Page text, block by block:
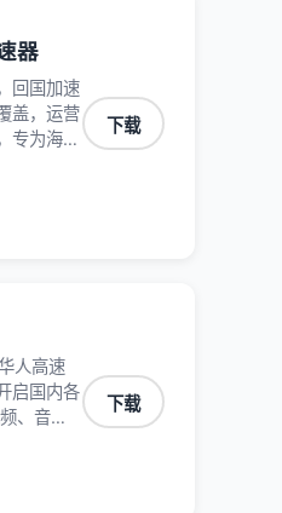
器
回国加速
盖，运营
专为海外
助海外华
高速稳定
下载
人高速
启国内各
、音乐
量国服游
线,畅享
下载